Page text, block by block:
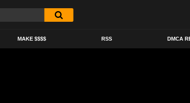
MAKE $$$$ RSS DMCA